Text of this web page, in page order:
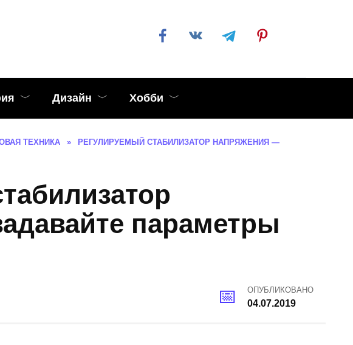
Дизайн Хобби
ТЕХНИКА »
РЕГУЛИРУЕМЫЙ СТАБИЛИЗАТОР НАПРЯЖЕНИЯ —
параметры
ОПУБЛИКОВАНО
04.07.2019